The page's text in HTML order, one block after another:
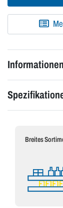
Informationen
Breites